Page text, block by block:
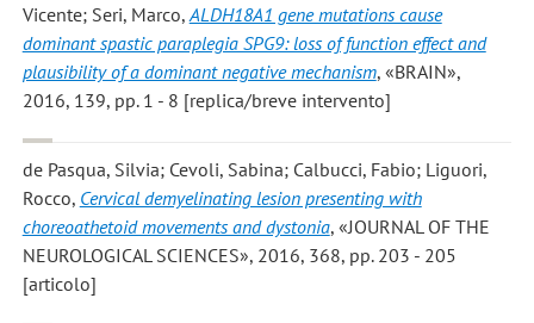
Vicente; Seri, Marco, ALDH18A1 gene mutations cause
dominant spastic paraplegia SPG9: loss of function effect and
plausibility of a dominant negative mechanism, «BRAIN»,
2016, 139, pp. 1 - 8 [replica/breve intervento]
de Pasqua, Silvia; Cevoli, Sabina; Calbucci, Fabio; Liguori,
Rocco, Cervical demyelinating lesion presenting with
choreoathetoid movements and dystonia, «JOURNAL OF THE
NEUROLOGICAL SCIENCES», 2016, 368, pp. 203 - 205
[articolo]